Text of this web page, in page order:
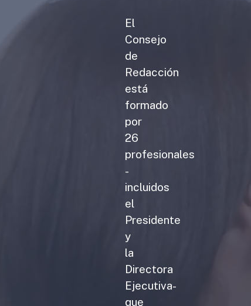
El
Consejo
de
Redacción
está
formado
por
26
profesionales
-
incluidos
el
Presidente
y
la
Directora
Ejecutiva-
que